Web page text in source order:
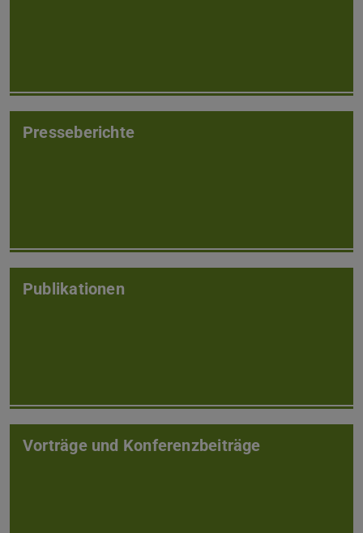
Presseberichte
Publikationen
Vorträge und Konferenzbeiträge